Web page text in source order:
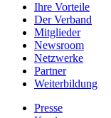
Ihre Vorteile
Der Verband
Mitglieder
Newsroom
Netzwerke
Partner
Weiterbildung
Presse